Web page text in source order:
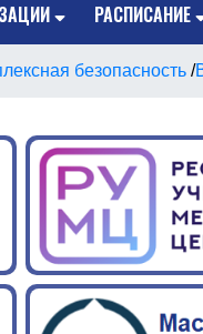
РАСПИСАНИЕ
безопасность /